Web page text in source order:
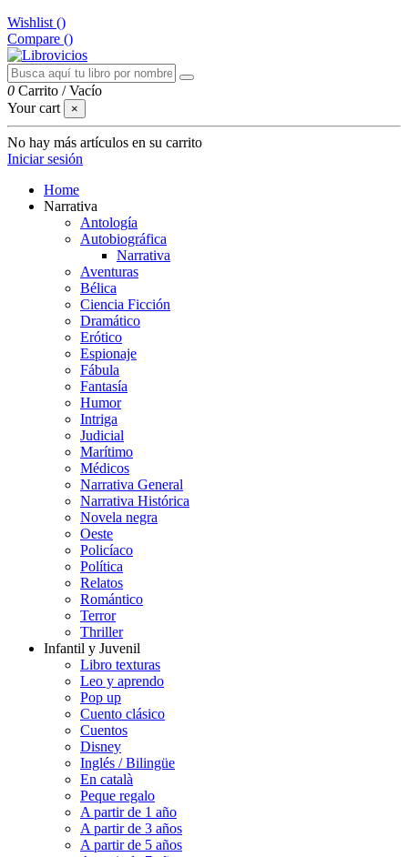
Wishlist ()
Compare ()
0 Carrito /Vacío
Your cart
×
No hay más artículos en su carrito
Iniciar sesión
Home
Narrativa
Antología
Autobiográfica
Narrativa
Aventuras
Bélica
Ciencia Ficción
Dramático
Erótico
Espionaje
Fábula
Fantasía
Humor
Intriga
Judicial
Marítimo
Médicos
Narrativa General
Narrativa Histórica
Novela negra
Oeste
Policíaco
Política
Relatos
Romántico
Terror
Thriller
Infantil y Juvenil
Libro texturas
Leo y aprendo
Pop up
Cuento clásico
Cuentos
Disney
Inglés / Bilingüe
En català
Peque regalo
A partir de 1 año
A partir de 3 años
A partir de 5 años